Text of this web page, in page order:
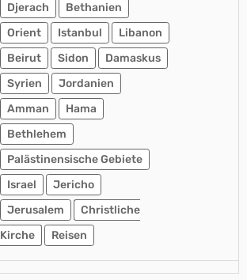
Djerach
Bethanien
Orient
Istanbul
Libanon
Beirut
Sidon
Damaskus
Syrien
Jordanien
Amman
Hama
Bethlehem
Palästinensische Gebiete
Israel
Jericho
Jerusalem
Christliche
Kirche
Reisen